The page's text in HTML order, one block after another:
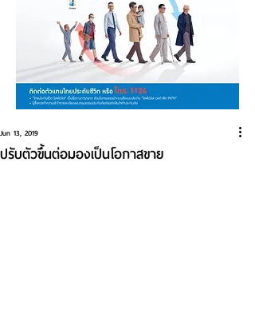
ปรับตัวขึ้นต่อมองเป็นโอกาสขาย
Jun 13, 2019